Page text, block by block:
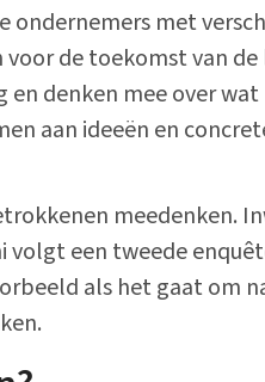
ondernemers met
de toekomst van
en denken mee over
aan ideeën en
meedenken.
volgt een tweede
als het gaat om